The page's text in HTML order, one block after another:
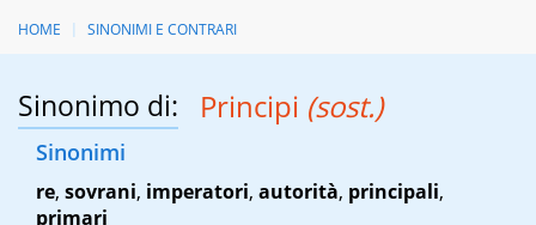
HOME SINONIMI E CONTRARI
Sinonimo di: Principi (sost.)
Sinonimi
re, sovrani, imperatori, autorità, principali,
primari